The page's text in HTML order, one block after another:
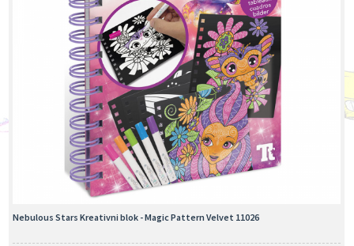
Nebulous Stars Kreativni blok - Magic Pattern Velvet 11026